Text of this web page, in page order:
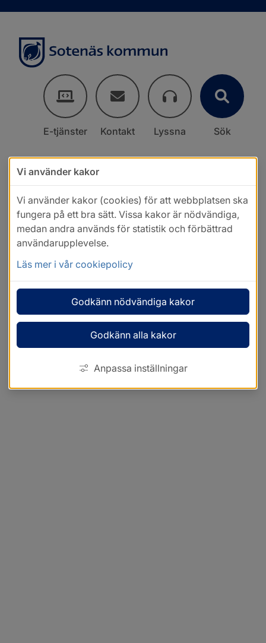
E-tjänster Kontakt Lyssna Sök
Vi använder kakor
Vi använder kakor (cookies) för att webbplatsen ska
fungera på ett bra sätt. Vissa kakor är nödvändiga,
medan andra används för statistik och förbättrad
användarupplevelse.
Läs mer i vår cookiepolicy
Godkänn nödvändiga kakor
Godkänn alla kakor
Anpassa inställningar